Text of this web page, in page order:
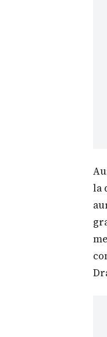
la